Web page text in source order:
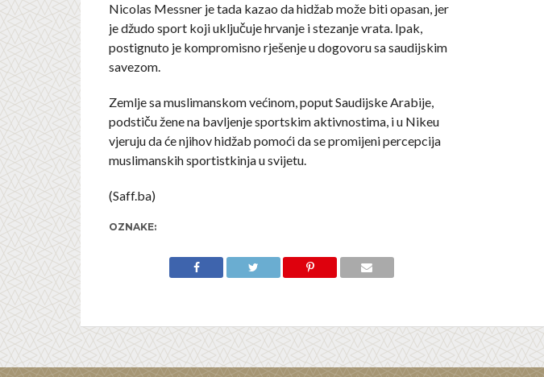
Nicolas Messner je tada kazao da hidžab može biti opasan, jer
je džudo sport koji uključuje hrvanje i stezanje vrata. Ipak,
postignuto je kompromisno rješenje u dogovoru sa saudijskim
savezom.
Zemlje sa muslimanskom većinom, poput Saudijske Arabije,
podstiču žene na bavljenje sportskim aktivnostima, i u Nikeu
vjeruju da će njihov hidžab pomoći da se promijeni percepcija
muslimanskih sportistkinja u svijetu.
(Saff.ba)
OZNAKE: